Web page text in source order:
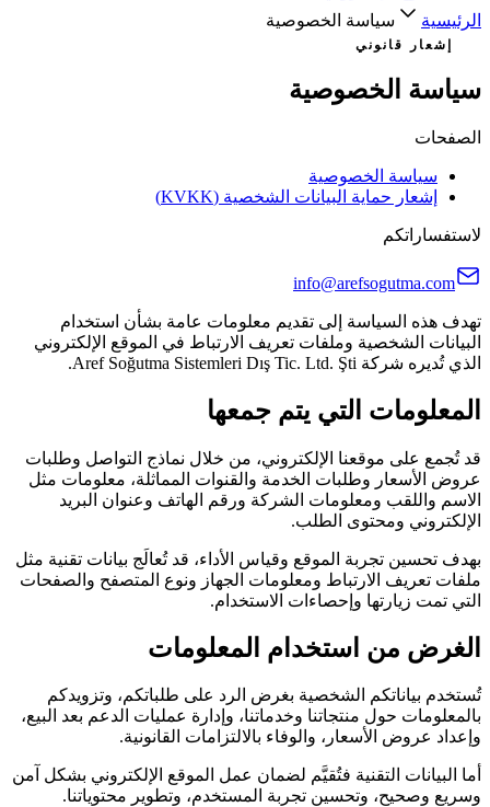
الرئيسية
سياسة الخصوصية
إشعار قانوني
سياسة الخصوصية
الصفحات
سياسة الخصوصية
إشعار حماية البيانات الشخصية (KVKK)
لاستفساراتكم
info@arefsogutma.com
تهدف هذه السياسة إلى تقديم معلومات عامة بشأن استخدام
البيانات الشخصية وملفات تعريف الارتباط في الموقع الإلكتروني
الذي تُديره شركة Aref Soğutma Sistemleri Dış Tic. Ltd. Şti.
المعلومات التي يتم جمعها
قد تُجمع على موقعنا الإلكتروني، من خلال نماذج التواصل وطلبات
عروض الأسعار وطلبات الخدمة والقنوات المماثلة، معلومات مثل
الاسم واللقب ومعلومات الشركة ورقم الهاتف وعنوان البريد
الإلكتروني ومحتوى الطلب.
بهدف تحسين تجربة الموقع وقياس الأداء، قد تُعالَج بيانات تقنية مثل
ملفات تعريف الارتباط ومعلومات الجهاز ونوع المتصفح والصفحات
التي تمت زيارتها وإحصاءات الاستخدام.
الغرض من استخدام المعلومات
تُستخدم بياناتكم الشخصية بغرض الرد على طلباتكم، وتزويدكم
بالمعلومات حول منتجاتنا وخدماتنا، وإدارة عمليات الدعم بعد البيع،
وإعداد عروض الأسعار، والوفاء بالالتزامات القانونية.
أما البيانات التقنية فتُقيَّم لضمان عمل الموقع الإلكتروني بشكل آمن
وسريع وصحيح، وتحسين تجربة المستخدم، وتطوير محتوياتنا.